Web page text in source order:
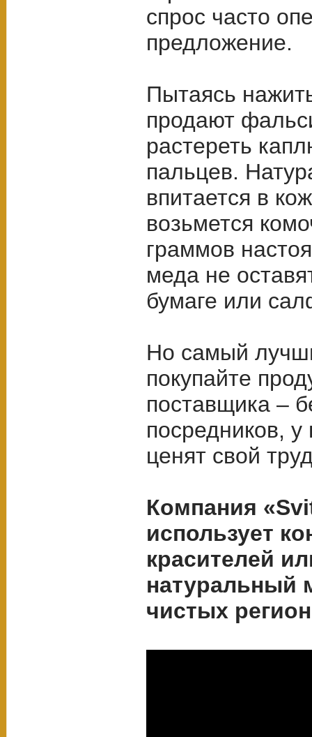
спрос часто
предложение.
Пытаясь
продают
растереть
пальцев.
впитается в
возьмется
граммов
меда не
бумаге или
Но самый
покупайте
поставщика –
посредников, у
ценят свой
Компания
использует
красителей
натуральный
чистых